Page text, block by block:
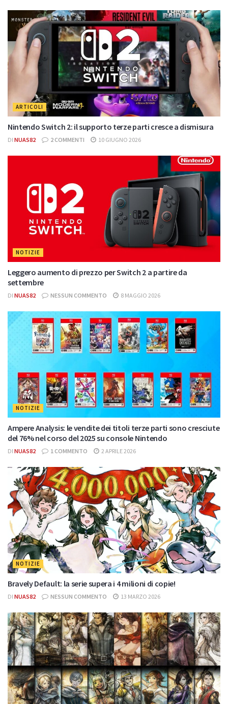
ARTICOLI
Nintendo Switch 2: il supporto terze parti cresce a dismisura
DI NUAS82 2 COMMENTI 10 GIUGNO 2026
NOTIZIE
Leggero aumento di prezzo per Switch 2 a partire da
settembre
DI NUAS82 NESSUN COMMENTO 8 MAGGIO 2026
NOTIZIE
Ampere Analysis: le vendite dei titoli terze parti sono cresciute
del 76% nel corso del 2025 su console Nintendo
DI NUAS82 1 COMMENTO 2 APRILE 2026
NOTIZIE
Bravely Default: la serie supera i 4 milioni di copie!
DI NUAS82 NESSUN COMMENTO 13 MARZO 2026